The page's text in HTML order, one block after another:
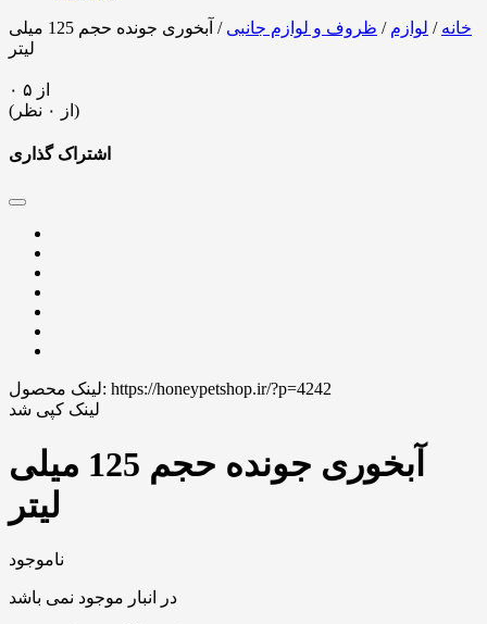
خانه / لوازم / ظروف و لوازم جانبی
/ آبخوری جونده حجم 125 میلی
لیتر
۰ از ۵
(از ۰ نظر)
اشتراک گذاری
لینک محصول: https://honeypetshop.ir/?p=4242
لینک کپی شد
آبخوری جونده حجم 125 میلی
لیتر
ناموجود
در انبار موجود نمی باشد